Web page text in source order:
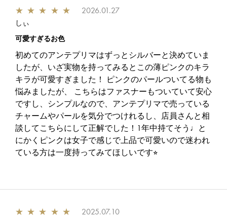
★ ★ ★ ★ ★ 2026.01.27
しぃ
可愛すぎるお色
初めてのアンテプリマはずっとシルバーと決めていま
したが、いざ実物を持ってみるとこの薄ピンクのキラ
キラが可愛すぎました！ ピンクのパールついてる物も
悩みましたが、 こちらはファスナーもついていて安心
ですし、シンプルなので、アンテプリマで売っている
チャームやパールを気分でつけれるし、店員さんと相
談してこちらにして正解でした！1年中持てそう♩と
にかくピンクは女子で感じで上品で可愛いので迷われ
ている方は一度持ってみてほしいです⭐︎
★ ★ ★ ★ ★ 2025.07.10